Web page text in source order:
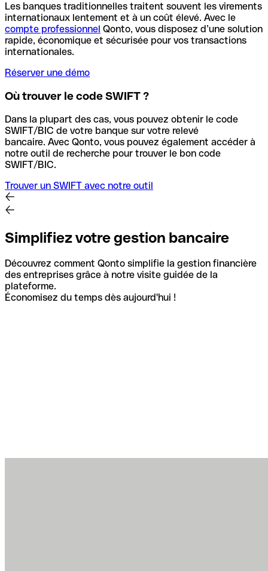
Les banques traditionnelles traitent souvent les virements
internationaux lentement et à un coût élevé. Avec le
compte professionnel Qonto, vous disposez d’une solution
rapide, économique et sécurisée pour vos transactions
internationales.
Réserver une démo
Où trouver le code SWIFT ?
Dans la plupart des cas, vous pouvez obtenir le code
SWIFT/BIC de votre banque sur votre relevé
bancaire. Avec Qonto, vous pouvez également accéder à
notre outil de recherche pour trouver le bon code
SWIFT/BIC.
Trouver un SWIFT avec notre outil
Simplifiez votre gestion bancaire
Découvrez comment Qonto simplifie la gestion financière
des entreprises grâce à notre visite guidée de la
plateforme.
Économisez du temps dès aujourd'hui !